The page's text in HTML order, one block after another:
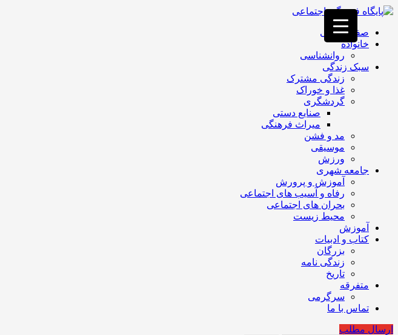
فصد
غرب
تهران
خشکشویی
تصفیه
تهران
صفحه اصلی
خانواده
روانشناسی
سبک زندگی
زندگی مشترک
غذا و خوراک
گردشگری
صنایع دستی
میراث فرهنگی
مد و فشن
موسیقی
ورزش
جامعه شهری
آموزش و پرورش
رفاه و آسیب های اجتماعی
بحران های اجتماعی
محیط زیست
آموزش
کتاب و ادبیات
بزرگان
زندگی نامه
تاریخ
متفرقه
سرگرمی
تماس با ما
ارسال مطلب